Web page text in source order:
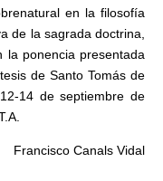
en la filosofía
de la sagrada doctrina,
la ponencia presentada
de Santo Tomás de
14 de septiembre de
Francisco Canals Vidal